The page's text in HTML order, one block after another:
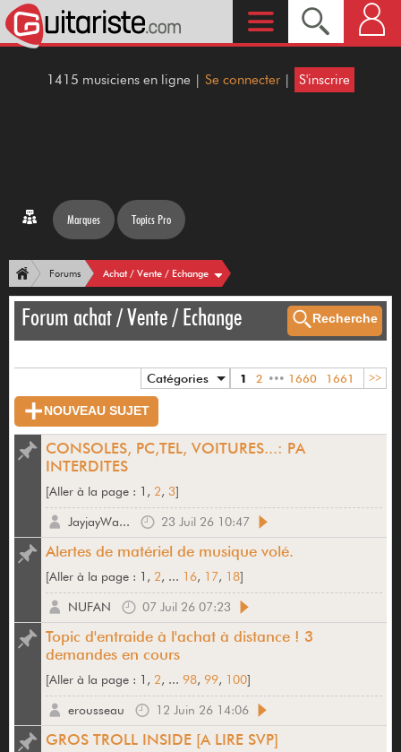
1415 musiciens en ligne | Se connecter | S'inscrire
Marques Topics Pro
Forums Achat / Vente / Echange
Forum achat / Vente / Echange Recherche
Catégories 1 2 ••• 1660 1661 >>
NOUVEAU SUJET
CONSOLES, PC,TEL, VOITURES...: PA
INTERDITES
[Aller à la page : 1, 2, 3]
23 Juil 26 10:47
JayjayWa...
Alertes de matériel de musique volé.
[Aller à la page : 1, 2, ... 16, 17, 18]
07 Juil 26 07:23
NUFAN
Topic d'entraide à l'achat à distance ! 3
demandes en cours
[Aller à la page : 1, 2, ... 98, 99, 100]
12 Juin 26 14:06
erousseau
GROS TROLL INSIDE [A LIRE SVP]